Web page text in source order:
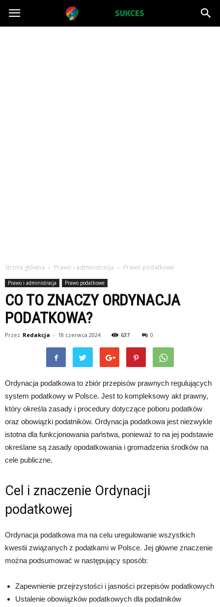
Projektsukces.pl
Strona główna Prawo i administracja Prawo podatkowe
Prawo i administracja Prawo podatkowe
CO TO ZNACZY ORDYNACJA
PODATKOWA?
Przez Redakcja - 18 czerwca 2024 637 0
Ordynacja podatkowa to zbiór przepisów prawnych regulujących
system podatkowy w Polsce. Jest to kompleksowy akt prawny,
który określa zasady i procedury dotyczące poboru podatków
oraz obowiązki podatników. Ordynacja podatkowa jest niezwykle
istotna dla funkcjonowania państwa, ponieważ to na jej podstawie
określane są zasady opodatkowania i gromadzenia środków na
cele publiczne.
Cel i znaczenie Ordynacji
podatkowej
Ordynacja podatkowa ma na celu uregulowanie wszystkich
kwestii związanych z podatkami w Polsce. Jej główne znaczenie
można podsumować w następujący sposób:
Zapewnienie przejrzystości i jasności przepisów podatkowych
Ustalenie obowiązków podatkowych dla podatników